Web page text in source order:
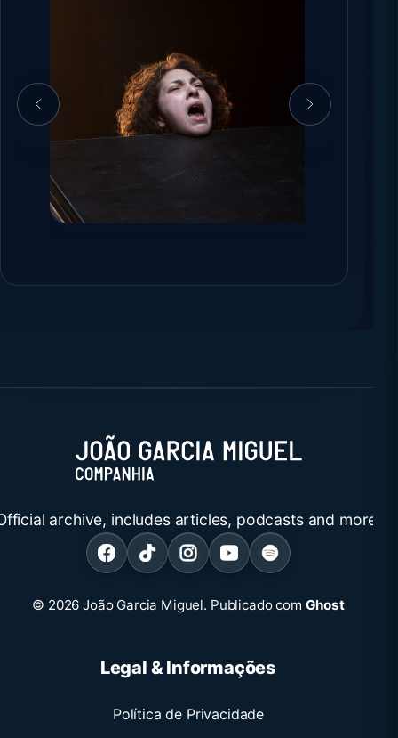
archive, includes articles, podcasts and more.
© 2026 João Garcia Miguel. Publicado com Ghost
Legal & Informações
Política de Privacidade